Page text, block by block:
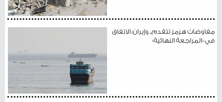
مفاوضات هرمز تتقدم.. وإيران: الاتفاق
في «المراجعة النهائية»